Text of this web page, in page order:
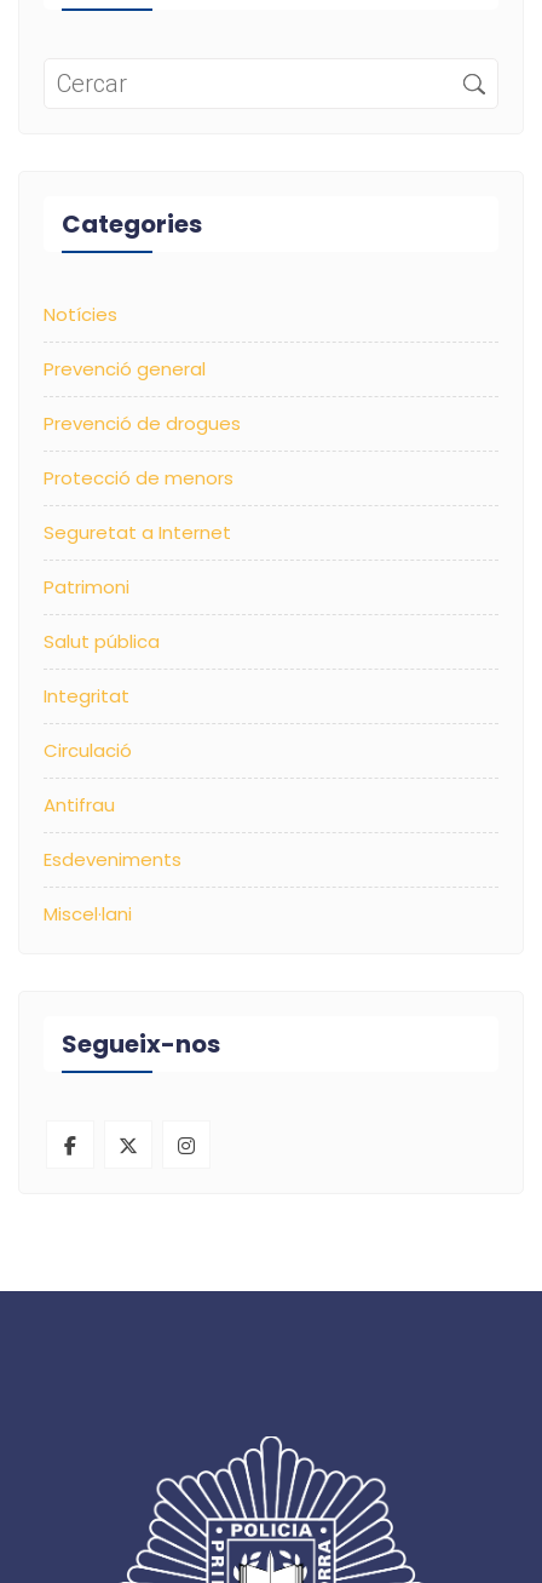
Categories
Notícies
Prevenció general
Prevenció de drogues
Protecció de menors
Seguretat a Internet
Patrimoni
Salut pública
Integritat
Circulació
Antifrau
Esdeveniments
Miscel·lani
Segueix-nos